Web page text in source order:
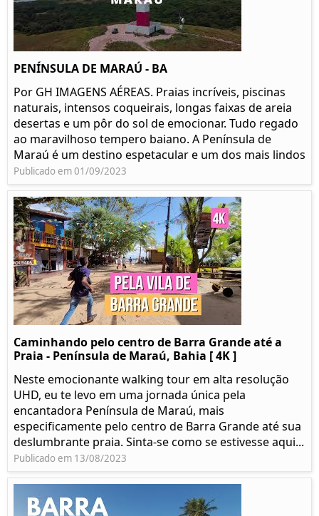
PENÍNSULA DE MARAÚ - BA
Por GH IMAGENS AÉREAS. Praias incríveis, piscinas
naturais, intensos coqueirais, longas faixas de areia
desertas e um pôr do sol de emocionar. Tudo regado
ao maravilhoso tempero baiano. A Península de
Maraú é um destino espetacular e um dos mais lindos
Publicado em 01/09/2023
Caminhando pelo centro de Barra Grande até a
Praia - Península de Maraú, Bahia [ 4K ]
Neste emocionante walking tour em alta resolução
UHD, eu te levo em uma jornada única pela
encantadora Península de Maraú, mais
especificamente pelo centro de Barra Grande até sua
deslumbrante praia. Sinta-se como se estivesse aqui...
Publicado em 13/08/2023